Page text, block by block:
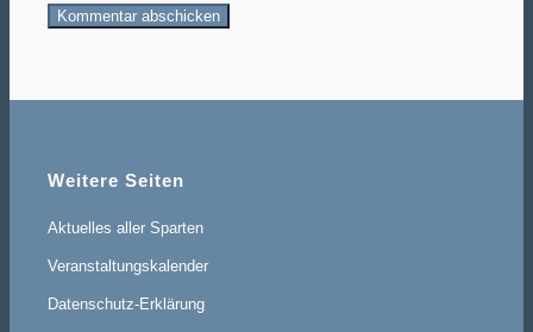
Weitere Seiten
Aktuelles aller Sparten
Veranstaltungskalender
Datenschutz-Erklärung